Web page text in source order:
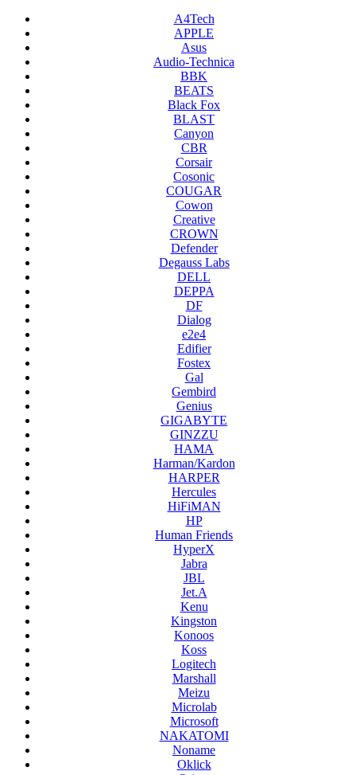
A4Tech
APPLE
Asus
Audio-Technica
BBK
BEATS
Black Fox
BLAST
Canyon
CBR
Corsair
Cosonic
COUGAR
Cowon
Creative
CROWN
Defender
Degauss Labs
DELL
DEPPA
DF
Dialog
e2e4
Edifier
Fostex
Gal
Gembird
Genius
GIGABYTE
GINZZU
HAMA
Harman/Kardon
HARPER
Hercules
HiFiMAN
HP
Human Friends
HyperX
Jabra
JBL
Jet.A
Kenu
Kingston
Konoos
Koss
Logitech
Marshall
Meizu
Microlab
Microsoft
NAKATOMI
Noname
Oklick